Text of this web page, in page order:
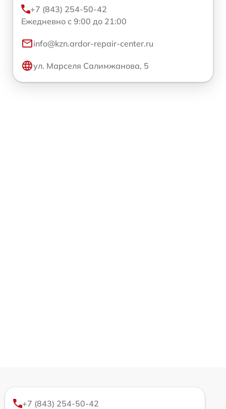
+7 (843) 254-50-42
Ежедневно с 9:00 до 21:00
info@kzn.ardor-repair-center.ru
ул. Марселя Салимжанова, 5
+7 (843) 254-50-42